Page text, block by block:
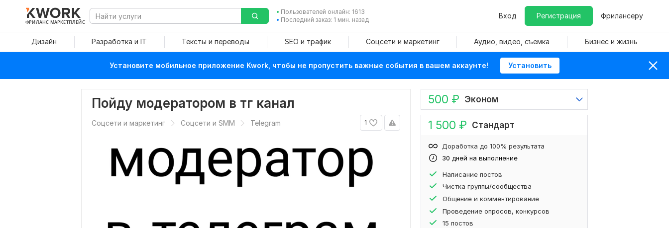
ФРИЛАНС МАРКЕТПЛЕЙС
Пользователей онлайн: 1613
Последний заказ: 1 мин. назад
Вход Регистрация Фрилансеру
Дизайн Разработка и IT Тексты и переводы SEO и трафик Соцсети и маркетинг Аудио, видео, съемка Бизнес и жизнь
Установите мобильное приложение Kwork, чтобы не пропустить важные события в вашем аккаунте! Установить
Пойду модератором в тг канал
1
Соцсети и маркетинг Соцсети и SMM Telegram
500 ₽ Эконом
1 500 ₽ Стандарт
30 дней на выполнение
Доработка до 100% результата
Написание постов
Чистка группы/сообщества
Общение и комментирование
Проведение опросов, конкурсов
15 постов